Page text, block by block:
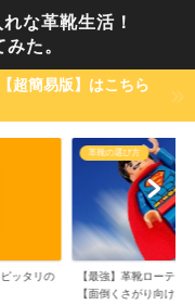
な革靴生活！
た。
超簡易版】はこちら
ッタリの
革靴の選び方
【最強】革靴ローテー
【面倒くさがり向け...